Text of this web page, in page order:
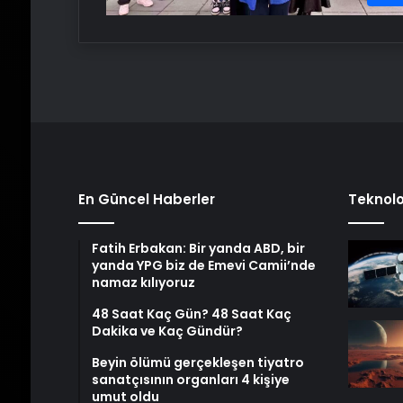
En Güncel Haberler
Fatih Erbakan: Bir yanda ABD, bir
yanda YPG biz de Emevi Camii’nde
namaz kılıyoruz
48 Saat Kaç Gün? 48 Saat Kaç
Dakika ve Kaç Gündür?
Beyin ölümü gerçekleşen tiyatro
sanatçısının organları 4 kişiye
umut oldu